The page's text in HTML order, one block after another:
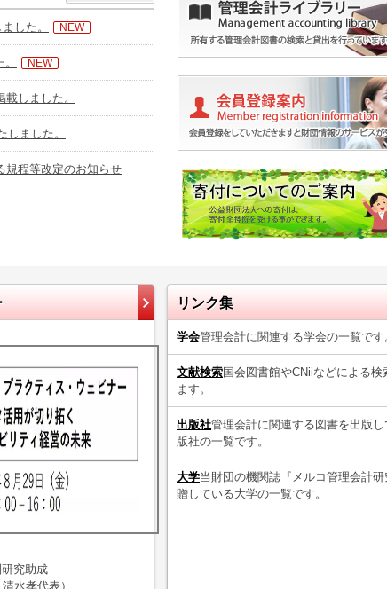
した。 NEW
NEW
しました。
ました。
規程等改定のお知らせ
究助成
水孝代表）
リンク集
学会管理会計に関連する学会の一覧です
文献検索国会図書館やCNiiなどによる検
ます。
出版社管理会計に関連する図書を出版し
版社の一覧です。
大学当財団の機関誌『メルコ管理会計
贈している大学の一覧です。